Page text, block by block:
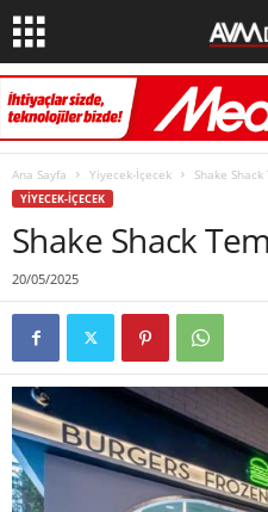
Ana Sayfa Yiyecek-İçecek Shake
YIYECEK-İÇECEK
Shake Shack
20/05/2025